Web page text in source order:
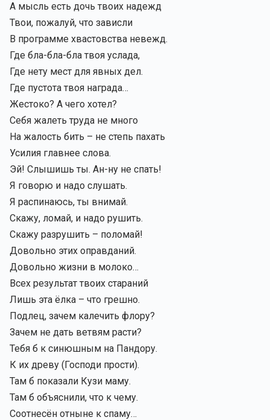
А мысль есть дочь твоих надежд
Твои, пожалуй, что зависли
В программе хвастовства невежд.
Где бла-бла-бла твоя услада,
Где нету мест для явных дел.
Где пустота твоя награда…
Жестоко? А чего хотел?
Себя жалеть труда не много
На жалость бить – не степь пахать
Усилия главнее слова.
Эй! Слышишь ты. Ан-ну не спать!
Я говорю и надо слушать.
Я распинаюсь, ты внимай.
Скажу, ломай, и надо рушить.
Скажу разрушить – поломай!
Довольно этих оправданий.
Довольно жизни в молоко…
Всех результат твоих стараний
Лишь эта ёлка – что грешно.
Подлец, зачем калечить флору?
Зачем не дать ветвям расти?
Тебя б к синюшным на Пандору.
К их древу (Господи прости).
Там б показали Кузи маму.
Там б объяснили, что к чему.
Соотнесён отныне к спаму…